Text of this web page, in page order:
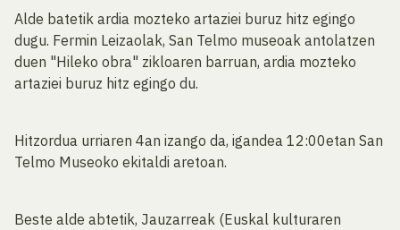
Alde batetik ardia mozteko artaziei buruz hitz egingo
dugu. Fermin Leizaolak, San Telmo museoak antolatzen
duen "Hileko obra" zikloaren barruan, ardia mozteko
artaziei buruz hitz egingo du.
Hitzordua urriaren 4an izango da, igandea 12:00etan San
Telmo Museoko ekitaldi aretoan.
Beste alde abtetik, Jauzarreak (Euskal kulturaren